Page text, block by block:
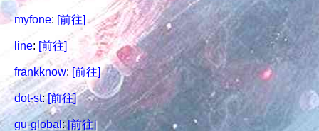
myfone: [前往]
line: [前往]
frankknow: [前往]
dot-st:[前往]
gu-global:[前往]